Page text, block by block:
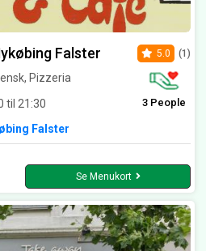
Falster
Pizzeria
til 21:30
5.0 (1)
3 People
Falster
Se Menukort